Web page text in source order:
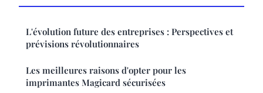
L'évolution future des entreprises : Perspectives et
prévisions révolutionnaires
Les meilleures raisons d'opter pour les
imprimantes Magicard sécurisées